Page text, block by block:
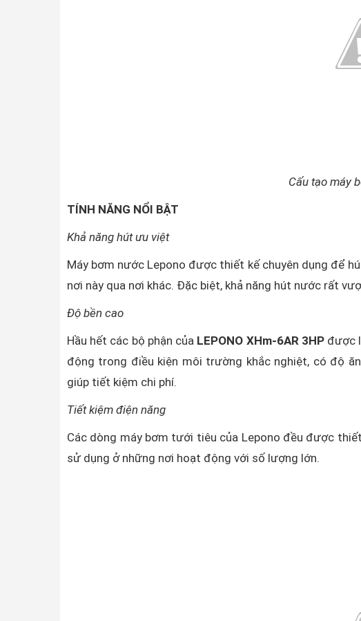
Cấu tạo máy
TÍNH NĂNG NỔI BẬT
Khả năng hút ưu việt
Máy bơm nước Lepono được thiết kế chuyên dụng để
nơi này qua nơi khác. Đặc biệt, khả năng hút nước rất
Độ bền cao
Hầu hết các bộ phận của LEPONO XHm-6AR 3HPđược
động trong điều kiện môi trường khắc nghiệt, có độ
giúp tiết kiệm chi phí.
Tiết kiệm điện năng
Các dòng máy bơm tưới tiêu của Lepono đều được
sử dụng ở những nơi hoạt động với số lượng lớn.